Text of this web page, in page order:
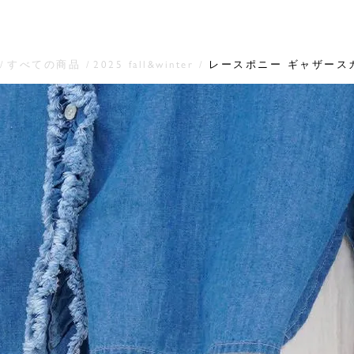
すべての商品 2025 fall&winter レースポニー ギャザース